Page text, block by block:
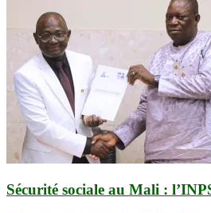
Sécurité sociale au Mali :